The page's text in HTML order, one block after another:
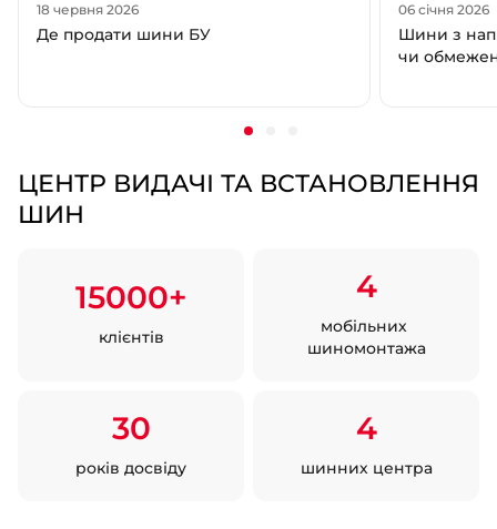
18 червня 2026
Де продати шини БУ
06 січня 2026
Шини з
чи
ЦЕНТР ВИДАЧІ ТА ВСТАНОВЛЕННЯ
ШИН
15000+
клієнтів
4
мобільних
шиномонтажа
30
років досвіду
4
шинних центра